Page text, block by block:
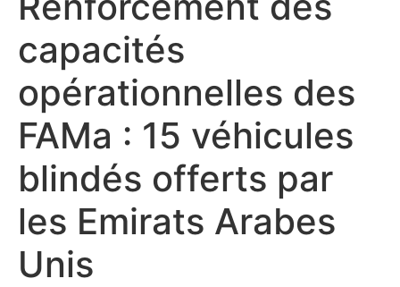
capacités
opérationnelles des
FAMa : 15 véhicules
blindés offerts par
les Emirats Arabes
Unis